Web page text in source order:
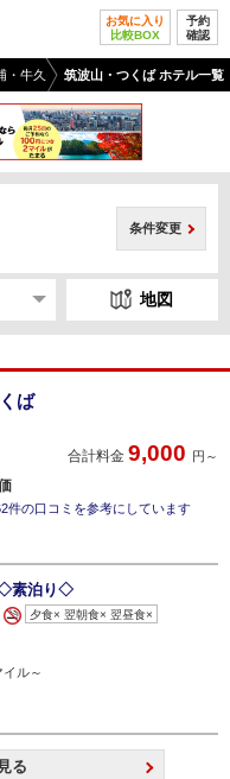
お気に入り
比較BOX
予約
確認
・牛久 筑波山・つくば ホテル一覧
条件変更
地図
ば
合計料金 9,000 円～
件の口コミを参考にしています
◇素泊り◇
夕食× 翌朝食× 翌昼食×
イル～
る